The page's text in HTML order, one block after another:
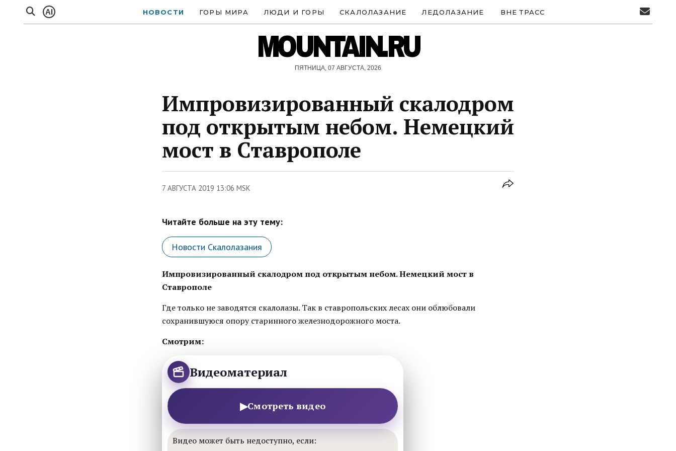
AI НОВОСТИ ГОРЫ МИРА ЛЮДИ И ГОРЫ СКАЛОЛАЗАНИЕ ЛЕДОЛАЗАНИЕ ВНЕ ТРАСС
MOUNTAIN.RU
ПЯТНИЦА, 07 АВГУСТА, 2026
Импровизированный скалодром
под открытым небом. Немецкий
мост в Ставрополе
7 АВГУСТА 2019 13:06 MSK
Читайте больше на эту тему:
Новости Скалолазания
Импровизированный скалодром под открытым небом. Немецкий мост в
Ставрополе
Где только не заводятся скалолазы. Так в ставропольских лесах они облюбовали
сохранившуюся опору старинного железнодорожного моста.
Смотрим:
Видеоматериал
▶Смотреть видео
Видео может быть недоступно, если: